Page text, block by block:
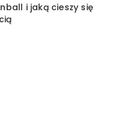
i jaką cieszy się